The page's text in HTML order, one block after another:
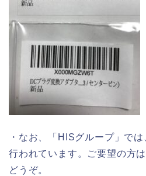
・なお、「HISグループ」で
行われています。ご要望の方
どうぞ。